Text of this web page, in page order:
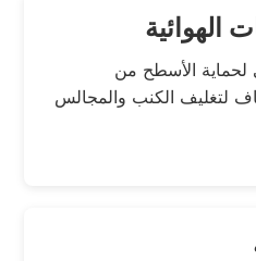
الهوائية
لحماية الأسطح من
لتغليف الكنب والمجالس